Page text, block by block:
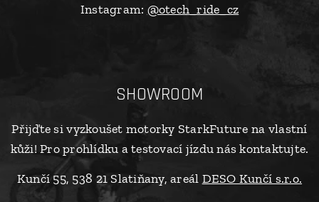
Instagram: @otech_ride_cz
SHOWROOM
Přijďte si vyzkoušet motorky StarkFuture na vlastní
kůži! Pro prohlídku a testovací jízdu nás kontaktujte.
Kunčí 55, 538 21 Slatiňany, areál DESO Kunčí s.r.o.